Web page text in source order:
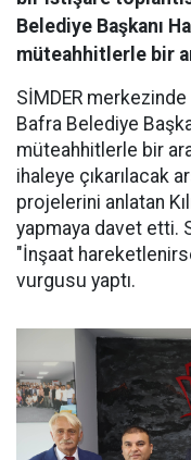
Belediye Başkanı
müteahhitlerle bir
SİMDER
Bafra Belediye
müteahhitlerle bir
ihaleye çıkarılacak
projelerini anlatan
yapmaya davet etti.
"İnşaat
vurgusu yaptı.